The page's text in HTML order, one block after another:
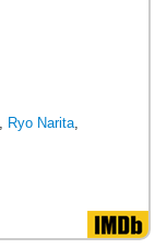
Ryo Narita